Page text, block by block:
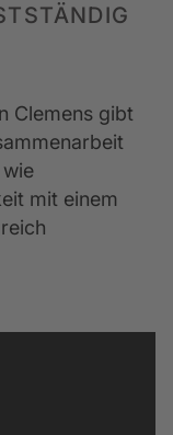
Clemens gibt
mit einem